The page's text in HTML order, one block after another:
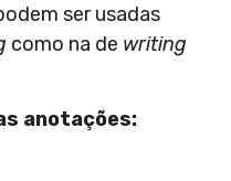
ser usadas
como na de writing
anotações: